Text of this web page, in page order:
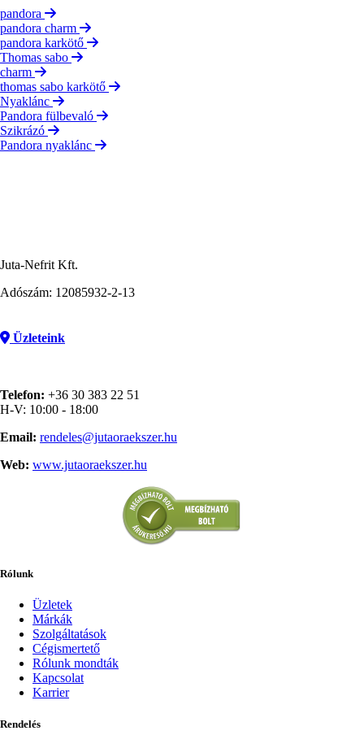
pandora
pandora charm
pandora karkötő
Thomas sabo
charm
thomas sabo karkötő
Nyaklánc
Pandora fülbevaló
Szikrázó
Pandora nyaklánc
Juta-Nefrit Kft.
Adószám: 12085932-2-13
Üzleteink
Telefon: +36 30 383 22 51
H-V: 10:00 - 18:00
Email: rendeles@jutaoraekszer.hu
Web: www.jutaoraekszer.hu
Rólunk
Üzletek
Márkák
Szolgáltatások
Cégismertető
Rólunk mondták
Kapcsolat
Karrier
Rendelés